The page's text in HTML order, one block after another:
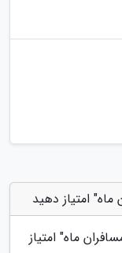
امتیاز دهید
ماه" امتیاز